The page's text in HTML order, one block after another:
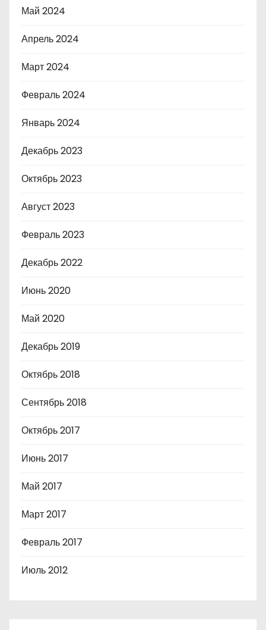
Май 2024
Апрель 2024
Март 2024
Февраль 2024
Январь 2024
Декабрь 2023
Октябрь 2023
Август 2023
Февраль 2023
Декабрь 2022
Июнь 2020
Май 2020
Декабрь 2019
Октябрь 2018
Сентябрь 2018
Октябрь 2017
Июнь 2017
Май 2017
Март 2017
Февраль 2017
Июль 2012